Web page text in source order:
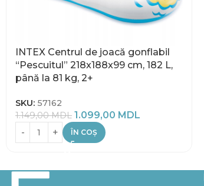
INTEX Centrul de joacă gonflabil
“Pescuitul” 218x188x99 cm, 182 L,
până la 81 kg, 2+
SKU: 57162
1.149,00MDL 1.099,00 MDL
ÎN COȘ